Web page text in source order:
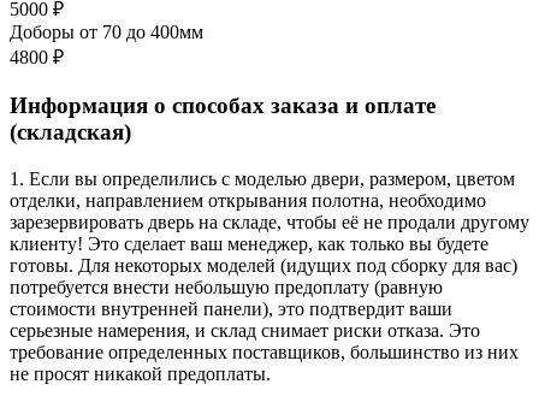
5000 ₽
Доборы от 70 до 400мм
4800 ₽
Информация о способах заказа и оплате
(складская)
1. Если вы определились с моделью двери, размером, цветом
отделки, направлением открывания полотна, необходимо
зарезервировать дверь на складе, чтобы её не продали другому
клиенту! Это сделает ваш менеджер, как только вы будете
готовы. Для некоторых моделей (идущих под сборку для вас)
потребуется внести небольшую предоплату (равную
стоимости внутренней панели), это подтвердит ваши
серьезные намерения, и склад снимает риски отказа. Это
требование определенных поставщиков, большинство из них
не просят никакой предоплаты.